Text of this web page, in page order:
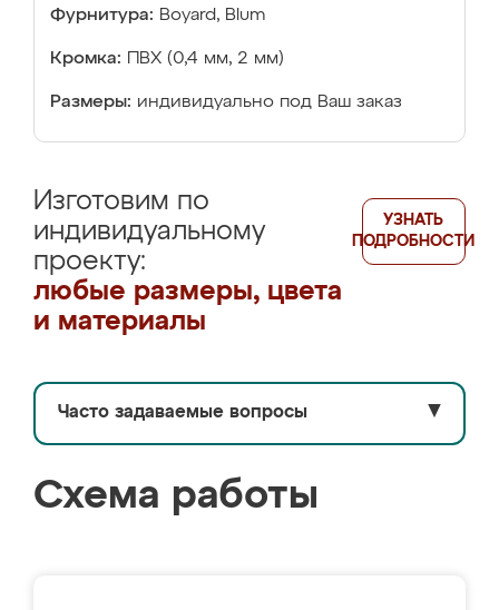
Фурнитура: Boyard, Blum
Кромка: ПВХ (0,4 мм, 2 мм)
Размеры: индивидуально под Ваш заказ
Изготовим по
индивидуальному
проекту:
любые размеры, цвета
и материалы
УЗНАТЬ
ПОДРОБНОСТИ
Часто задаваемые вопросы ▼
Схема работы